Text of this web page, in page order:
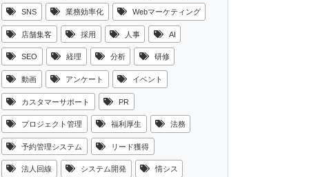
SNS 業務効率化 Webマーケティング
店舗集客 採用 人事 AI
SEO 経理 分析 研修
動画 アンケート イベント
カスタマーサポート PR
プロジェクト管理 福利厚生 法務
予約管理システム リード獲得
法人回線 システム開発 情シス